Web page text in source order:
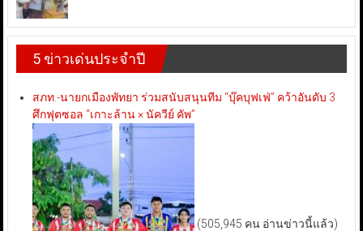
5 ข่าวเด่นประจำปี
สภท.-นายกเมืองพัทยา ร่วมสนับสนุนทีม “บุ๊คบุฟเฟ่” คว้าอันดับ 3
ศึกฟุตซอล “เกาะล้าน × นัควีย์ คัพ”
(505,945 คน อ่านข่าวนี้แล้ว)